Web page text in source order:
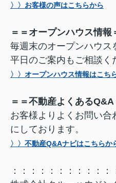
〉〉お客様の声はこちらから
＝＝オープンハウス情報
毎週末のオープンハウス
平日のご案内もご相談く
〉〉オープンハウス情報はこち
＝＝不動産よくあるQ&A
お客様よりよくお問い
にしております。
〉〉不動産Q&Aナビはこちらか
：：：：：：：：：：：